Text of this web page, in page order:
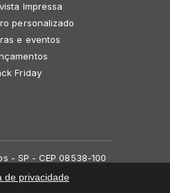
Impressa
personalizado
e eventos
Friday
- SP - CEP 08538-100
de privacidade